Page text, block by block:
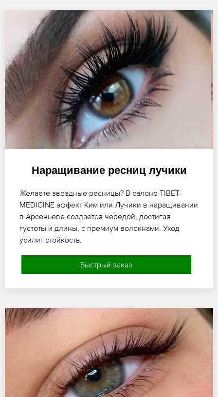
Наращивание ресниц лучики
Желаете звездные ресницы? В салоне TIBET-
MEDICINE эффект Ким или Лучики в наращивании
в Арсеньеве создается чередой, достигая
густоты и длины, с премиум волокнами. Уход
усилит стойкость.
Быстрый заказ